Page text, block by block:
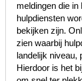
meldingen die
hulpdiensten
bekijken zijn.
zien waarbij
landelijk niveau,
Hierdoor is het